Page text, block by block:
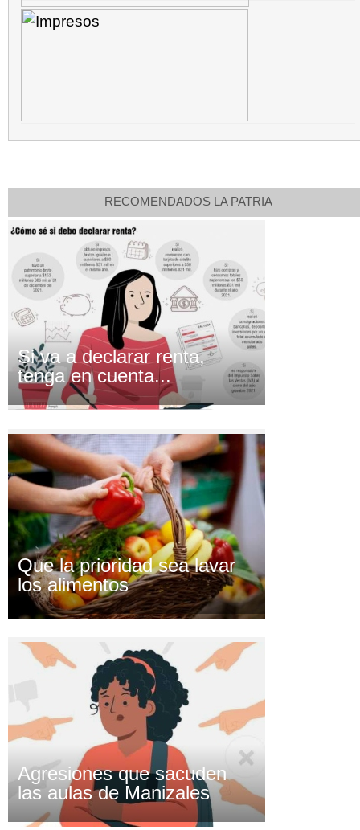
RECOMENDADOS LA PATRIA
Si va a declarar renta,
tenga en cuenta...
Que la prioridad sea lavar
los alimentos
Agresiones que sacuden
las aulas de Manizales